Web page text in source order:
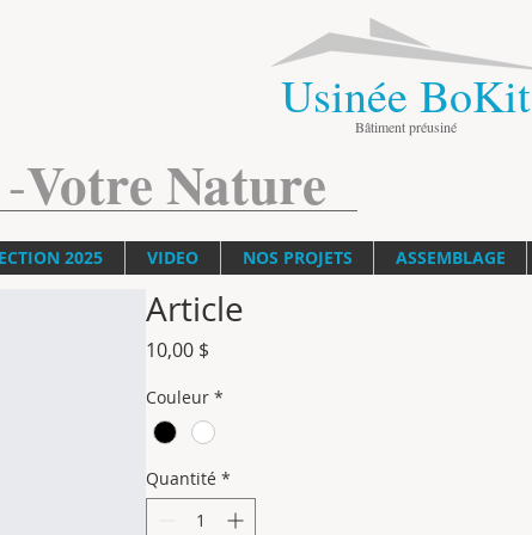
Usinée BoKit
Bâtiment préusiné
Votre Nature
2025 VIDEO NOS PROJETS ASSEMBLAGE
Article
10,00 $
Couleur *
Quantité *